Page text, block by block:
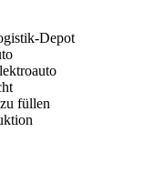
Depot
füllen